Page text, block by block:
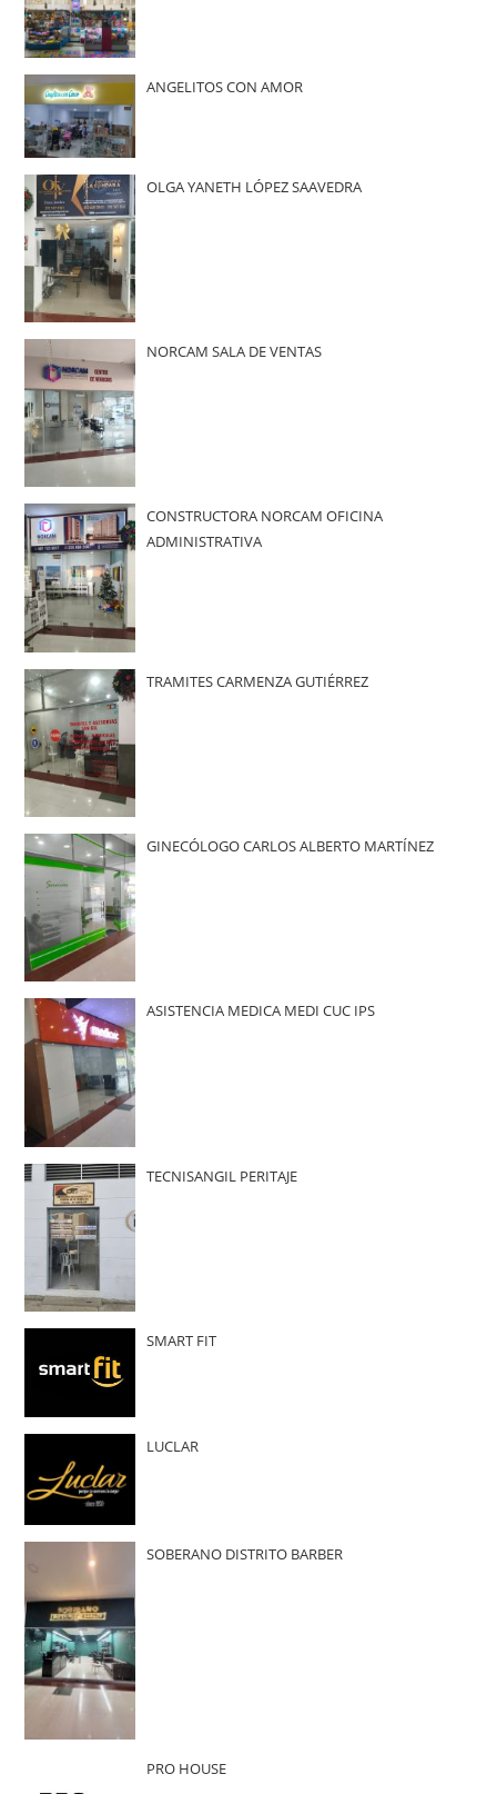
ANGELITOS CON AMOR
OLGA YANETH LÓPEZ SAAVEDRA
NORCAM SALA DE VENTAS
CONSTRUCTORA NORCAM OFICINA
ADMINISTRATIVA
TRAMITES CARMENZA GUTIÉRREZ
GINECÓLOGO CARLOS ALBERTO MARTÍNEZ
ASISTENCIA MEDICA MEDI CUC IPS
TECNISANGIL PERITAJE
SMART FIT
LUCLAR
SOBERANO DISTRITO BARBER
PRO HOUSE